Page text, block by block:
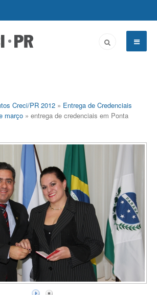
Creci/PR 2012 » Entrega de Credenciais
março » entrega de credenciais em Ponta